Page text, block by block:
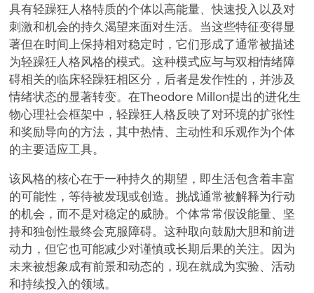
具有轻躁狂人格特质的个体以高能量、快速投入以及对
刺激和机会的持久渴望来面对生活。当这些特征变得显
著但在时间上保持相对稳定时，它们形成了通常被描述
为轻躁狂人格风格的模式。这种模式应与与双相情绪障
碍相关的临床轻躁狂相区分，后者是发作性的，并涉及
情绪状态的显著转变。在Theodore Millon提出的进化生
物心理社会框架中，轻躁狂人格反映了对环境的扩张性
和奖励导向的方法，其中热情、主动性和乐观作为个体
的主要适应工具。
该风格的核心在于一种持久的期望，即生活包含着丰富
的可能性，等待被发现或创造。挑战通常被解释为行动
的机会，而不是对稳定的威胁。个体常常假设能量、坚
持和独创性最终会克服障碍。这种取向鼓励大胆和前进
动力，但它也可能减少对谨慎或长期后果的关注。因为
未来被想象成有前景和动态的，现在就成为实验、活动
和持续投入的领域。